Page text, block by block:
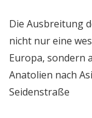
Die Ausbreitung
nicht nur eine
Europa, sondern
Anatolien nach
Seidenstraße